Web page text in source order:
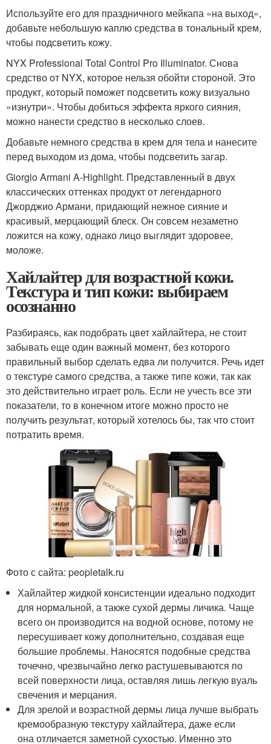
Используйте его для праздничного мейкапа «на выход»,
добавьте небольшую каплю средства в тональный крем,
чтобы подсветить кожу.
NYX Professional Total Control Pro Illuminator. Снова
средство от NYX, которое нельзя обойти стороной. Это
продукт, который поможет подсветить кожу визуально
«изнутри». Чтобы добиться эффекта яркого сияния,
можно нанести средство в несколько слоев.
Добавьте немного средства в крем для тела и нанесите
перед выходом из дома, чтобы подсветить загар.
Giorgio Armani A-Highlight. Представленный в двух
классических оттенках продукт от легендарного
Джорджио Армани, придающий нежное сияние и
красивый, мерцающий блеск. Он совсем незаметно
ложится на кожу, однако лицо выглядит здоровее,
моложе.
Хайлайтер для возрастной кожи.
Текстура и тип кожи: выбираем
осознанно
Разбираясь, как подобрать цвет хайлайтера, не стоит
забывать еще один важный момент, без которого
правильный выбор сделать едва ли получится. Речь идет
о текстуре самого средства, а также типе кожи, так как
это действительно играет роль. Если не учесть все эти
показатели, то в конечном итоге можно просто не
получить результат, который хотелось бы, так что стоит
потратить время.
Фото с сайта: peopletalk.ru
Хайлайтер жидкой консистенции идеально подходит
для нормальной, а также сухой дермы личика. Чаще
всего он производится на водной основе, потому не
пересушивает кожу дополнительно, создавая еще
большие проблемы. Наносятся подобные средства
точечно, чрезвычайно легко растушевываются по
всей поверхности лица, оставляя лишь легкую вуаль
свечения и мерцания.
Для зрелой и возрастной дермы лица лучше выбрать
кремообразную текстуру хайлайтера, даже если
она отличается заметной сухостью. Именно это